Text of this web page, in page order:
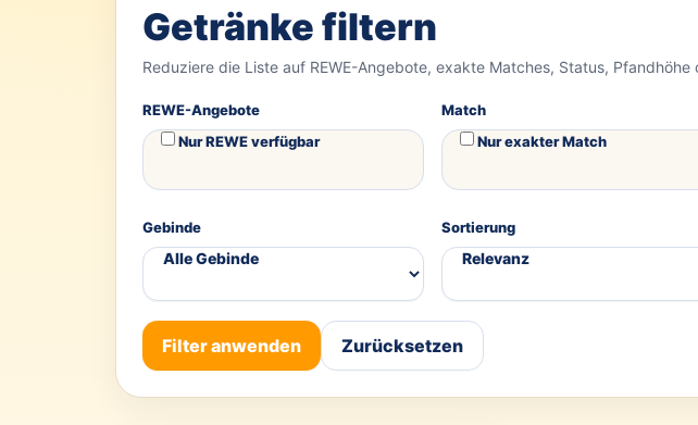
Getränke filtern
Reduziere die Liste auf REWE-Angebote, exakte Matches, Status,
REWE-Angebote
Nur REWE verfügbar
Match
Nur exakter Match
Gebinde Sortierung
Filter anwenden Zurücksetzen